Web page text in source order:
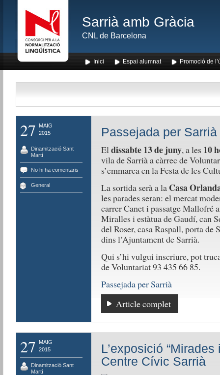
Sarrià amb Gràcia
CNL de Barcelona
Inici Espai alumnat Promoció de
27
MAIG
2015
Dinamització Sant
Martí
No hi ha comentaris
General
Passejada per Sarrià
Eldissabte 13 de juny, a les 10
vila de Sarrià a càrrec de
s’emmarca en la Festa de les
La sortida serà a la Casa
les parades seran: el mercat
carrer Canet i passatge Mallofré
Miralles i estàtua de Gaudí, can
del Roser, casa Raspall, porta de
dins l’Ajuntament de Sarrià.
Qui s’hi vulgui inscriure, pot
de Voluntariat 93 435 66 85.
Passejada per Sarrià
Article complet
27
MAIG
2015
Dinamització Sant
Martí
L’exposició
Centre Cívic Sarrià